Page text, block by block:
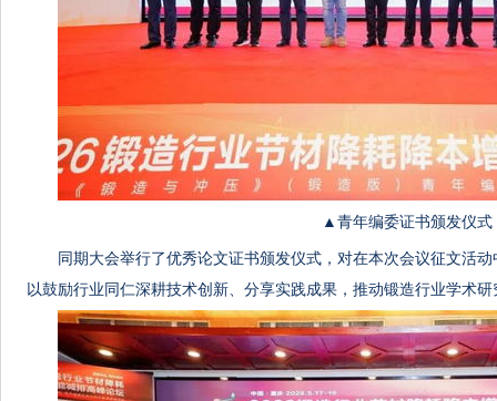
▲青年编委证书颁发仪式
同期大会举行了优秀论文证书颁发仪式，对在本次会议征文活
以鼓励行业同仁深耕技术创新、分享实践成果，推动锻造行业学术